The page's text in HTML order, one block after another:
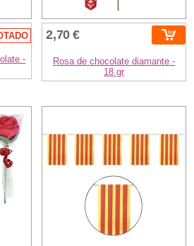
-
2,70 €
Rosa de chocolate diamante -
18 gr